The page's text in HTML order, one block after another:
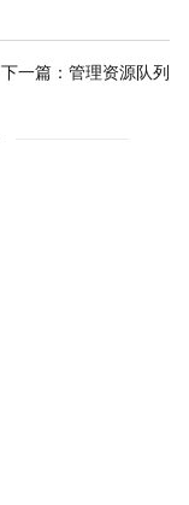
下一篇： 管理资源队列